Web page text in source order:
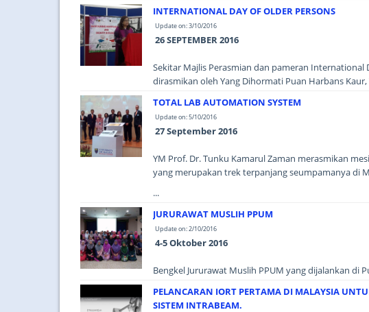
INTERNATIONAL DAY OF OLDER PERSONS
Update on: 3/10/2016
26 SEPTEMBER 2016
Sekitar Majlis Perasmian dan pameran
dirasmikan oleh Yang Dihormati Puan Harbans
TOTAL LAB AUTOMATION SYSTEM
Update on: 5/10/2016
27 September 2016
YM Prof. Dr. Tunku Kamarul Zaman merasmikan
yang merupakan trek terpanjang seumpamanya di
...
JURURAWAT MUSLIH PPUM
Update on: 2/10/2016
4-5 Oktober 2016
Bengkel Jururawat Muslih PPUM yang dijalankan di
PELANCARAN IORT PERTAMA DI MALAYSIA
SISTEM INTRABEAM.